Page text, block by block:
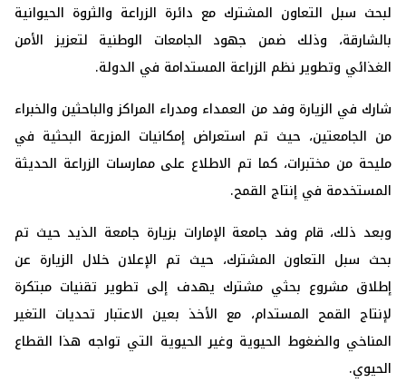
لبحث سبل التعاون المشترك مع دائرة الزراعة والثروة الحيوانية
بالشارقة، وذلك ضمن جهود الجامعات الوطنية لتعزيز الأمن
الغذائي وتطوير نظم الزراعة المستدامة في الدولة.
شارك في الزيارة وفد من العمداء ومدراء المراكز والباحثين والخبراء
من الجامعتين، حيث تم استعراض إمكانيات المزرعة البحثية في
مليحة من مختبرات، كما تم الاطلاع على ممارسات الزراعة الحديثة
المستخدمة في إنتاج القمح.
وبعد ذلك، قام وفد جامعة الإمارات بزيارة جامعة الذيد حيث تم
بحث سبل التعاون المشترك، حيث تم الإعلان خلال الزيارة عن
إطلاق مشروع بحثي مشترك يهدف إلى تطوير تقنيات مبتكرة
لإنتاج القمح المستدام، مع الأخذ بعين الاعتبار تحديات التغير
المناخي والضغوط الحيوية وغير الحيوية التي تواجه هذا القطاع
الحيوي.